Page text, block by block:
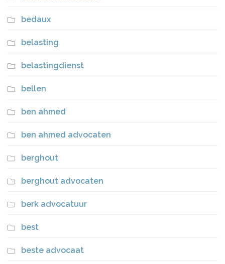
bedaux
belasting
belastingdienst
bellen
ben ahmed
ben ahmed advocaten
berghout
berghout advocaten
berk advocatuur
best
beste advocaat